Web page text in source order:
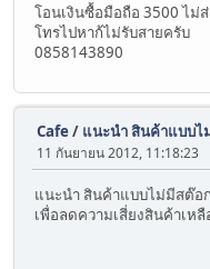
โอนเงินซื้อมือถือ 3500 ไม่
โทรไปหาก้ไม่รับสายครับ
0858143890
Cafe/ แนะนำ สินค้าแบบ
11 กันยายน 2012, 11:18:23
แนะนำ สินค้าแบบไม่มีสต๊อ
เพื่อลดความเสี่ยงสินค้าเห